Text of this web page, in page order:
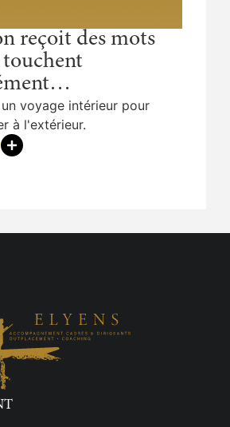
reçoit des mots
voyage intérieur pour
à l'extérieur.